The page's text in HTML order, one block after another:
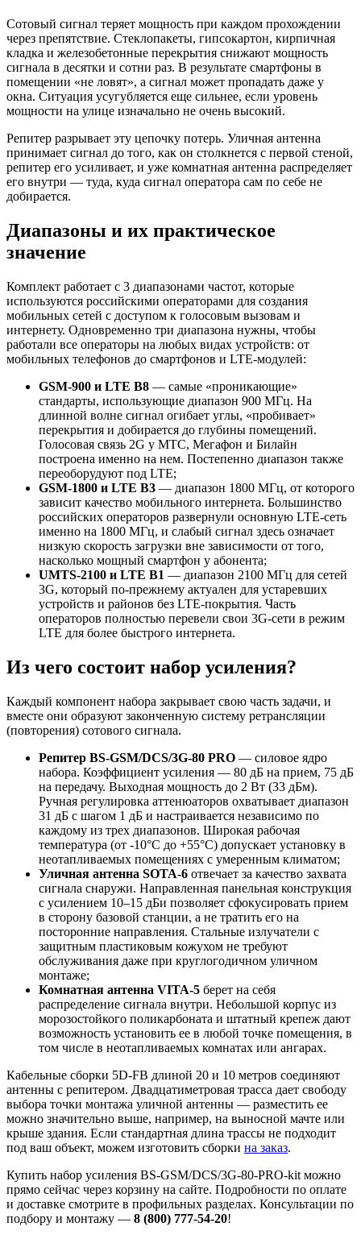
Сотовый сигнал теряет мощность при каждом прохождении
через препятствие. Стеклопакеты, гипсокартон, кирпичная
кладка и железобетонные перекрытия снижают мощность
сигнала в десятки и сотни раз. В результате смартфоны в
помещении «не ловят», а сигнал может пропадать даже у
окна. Ситуация усугубляется еще сильнее, если уровень
мощности на улице изначально не очень высокий.
Репитер разрывает эту цепочку потерь. Уличная антенна
принимает сигнал до того, как он столкнется с первой стеной,
репитер его усиливает, и уже комнатная антенна распределяет
его внутри — туда, куда сигнал оператора сам по себе не
добирается.
Диапазоны и их практическое
значение
Комплект работает с 3 диапазонами частот, которые
используются российскими операторами для создания
мобильных сетей с доступом к голосовым вызовам и
интернету. Одновременно три диапазона нужны, чтобы
работали все операторы на любых видах устройств: от
мобильных телефонов до смартфонов и LTE-модулей:
GSM-900 и LTE B8 — самые «проникающие»
стандарты, использующие диапазон 900 МГц. На
длинной волне сигнал огибает углы, «пробивает»
перекрытия и добирается до глубины помещений.
Голосовая связь 2G у МТС, Мегафон и Билайн
построена именно на нем. Постепенно диапазон также
переоборудуют под LTE;
GSM-1800 и LTE B3 — диапазон 1800 МГц, от которого
зависит качество мобильного интернета. Большинство
российских операторов развернули основную LTE-сеть
именно на 1800 МГц, и слабый сигнал здесь означает
низкую скорость загрузки вне зависимости от того,
насколько мощный смартфон у абонента;
UMTS-2100 и LTE B1 — диапазон 2100 МГц для сетей
3G, который по-прежнему актуален для устаревших
устройств и районов без LTE-покрытия. Часть
операторов полностью перевели свои 3G-сети в режим
LTE для более быстрого интернета.
Из чего состоит набор усиления?
Каждый компонент набора закрывает свою часть задачи, и
вместе они образуют законченную систему ретрансляции
(повторения) сотового сигнала.
Репитер BS-GSM/DCS/3G-80 PRO — силовое ядро
набора. Коэффициент усиления — 80 дБ на прием, 75 дБ
на передачу. Выходная мощность до 2 Вт (33 дБм).
Ручная регулировка аттенюаторов охватывает диапазон
31 дБ с шагом 1 дБ и настраивается независимо по
каждому из трех диапазонов. Широкая рабочая
температура (от -10°C до +55°C) допускает установку в
неотапливаемых помещениях с умеренным климатом;
Уличная антенна SOTA-6 отвечает за качество захвата
сигнала снаружи. Направленная панельная конструкция
с усилением 10–15 дБи позволяет сфокусировать прием
в сторону базовой станции, а не тратить его на
посторонние направления. Стальные излучатели с
защитным пластиковым кожухом не требуют
обслуживания даже при круглогодичном уличном
монтаже;
Комнатная антенна VITA-5 берет на себя
распределение сигнала внутри. Небольшой корпус из
морозостойкого поликарбоната и штатный крепеж дают
возможность установить ее в любой точке помещения, в
том числе в неотапливаемых комнатах или ангарах.
Кабельные сборки 5D-FB длиной 20 и 10 метров соединяют
антенны с репитером. Двадцатиметровая трасса дает свободу
выбора точки монтажа уличной антенны — разместить ее
можно значительно выше, например, на выносной мачте или
крыше здания. Если стандартная длина трассы не подходит
под ваш объект, можем изготовить сборки на заказ.
Купить набор усиления BS-GSM/DCS/3G-80-PRO-kit можно
прямо сейчас через корзину на сайте. Подробности по оплате
и доставке смотрите в профильных разделах. Консультации по
подбору и монтажу — 8 (800) 777-54-20!